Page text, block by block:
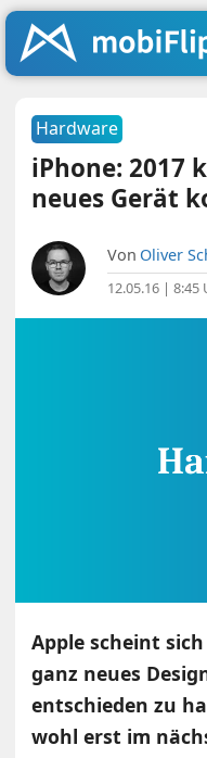
Hardware
iPhone: 2017
neues Gerät
Von Oliver
12.05.16 | 8:45
Apple scheint
ganz neues
entschieden zu
wohl erst im